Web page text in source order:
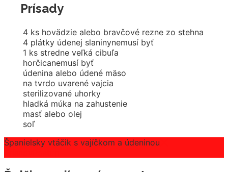
Prísady
4 ks hovädzie alebo bravčové rezne zo stehna
4 plátky údenej slaninynemusí byť
1 ks stredne veľká cibuľa
horčicanemusí byť
údenina alebo údené mäso
na tvrdo uvarené vajcia
sterilizované uhorky
hladká múka na zahustenie
masť alebo olej
soľ
Španielsky vtáčik s vajíčkom a údeninou